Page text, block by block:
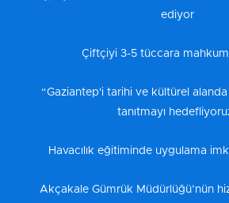
ediyor
Çiftçiyi 3-5 tüccara
“Gaziantep'i tarihi ve kültürel
tanıtmayı
Havacılık eğitiminde uygulama
Akçakale Gümrük Müdürlüğü’nün